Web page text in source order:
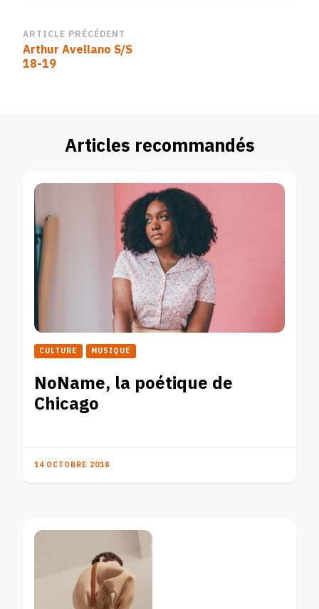
Navigation
d’article
ARTICLE PRÉCÉDENT
Arthur Avellano S/S
18-19
Articles recommandés
CULTURE MUSIQUE
NoName, la poétique de
Chicago
14 OCTOBRE 2018